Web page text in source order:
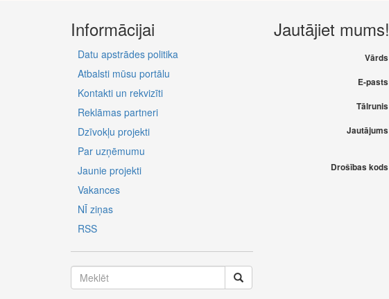
Informācijai
Datu apstrādes politika
Atbalsti mūsu portālu
Kontakti un rekvizīti
Reklāmas partneri
Dzīvokļu projekti
Par uzņēmumu
Jaunie projekti
Vakances
NĪ ziņas
RSS
Jautājiet mums!
Vārds
E-pasts
Tālrunis
Jautājums
Drošības kods